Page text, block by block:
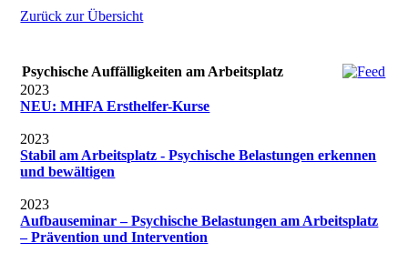
Zurück zur Übersicht
Psychische Auffälligkeiten am Arbeitsplatz
2023
NEU: MHFA Ersthelfer-Kurse
2023
Stabil am Arbeitsplatz - Psychische Belastungen erkennen
und bewältigen
2023
Aufbauseminar – Psychische Belastungen am Arbeitsplatz
– Prävention und Intervention